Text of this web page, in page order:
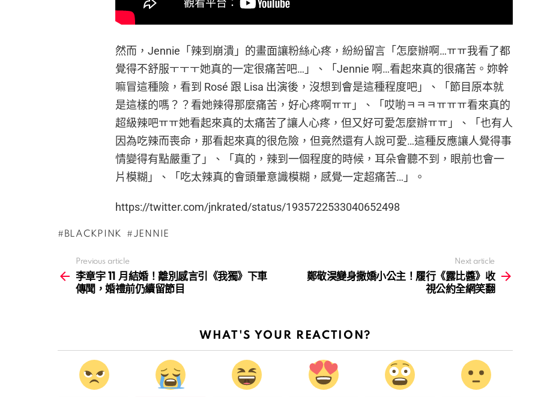
然而，Jennie「辣到崩潰」的畫面讓粉絲心疼，紛紛留言「怎麼辦啊…ㅠㅠ我看了都
覺得不舒服ㅜㅜㅜ她真的一定很痛苦吧…」、「Jennie 啊…看起來真的很痛苦。妳幹
嘛冒這種險，看到 Rosé 跟 Lisa 出演後，沒想到會是這種程度吧」、「節目原本就
是這樣的嗎？？看她辣得那麼痛苦，好心疼啊ㅠㅠ」、「哎喲ㅋㅋㅋㅠㅠㅠ看來真的
超級辣吧ㅠㅠ她看起來真的太痛苦了讓人心疼，但又好可愛怎麼辦ㅠㅠ」、「也有人
因為吃辣而喪命，那看起來真的很危險，但竟然還有人說可愛…這種反應讓人覺得事
情變得有點嚴重了」、「真的，辣到一個程度的時候，耳朵會聽不到，眼前也會一
片模糊」、「吃太辣真的會頭暈意識模糊，感覺一定超痛苦…」。
https://twitter.com/jnkrated/status/1935722533040652498
BLACKPINK JENNIE
more
Previous article
李章宇 11 月結婚！離別感言引《我獨》下車
傳聞，婚禮前仍續留節目
Next article
鄭敬淏變身撒嬌小公主！履行《露比醬》收
視公約全網笑翻
WHAT'S YOUR REACTION?